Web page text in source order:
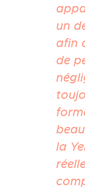
un
afin
de
la